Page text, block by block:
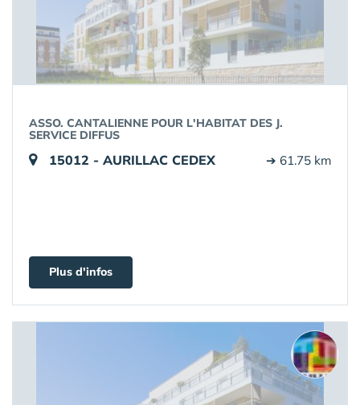
ASSO. CANTALIENNE POUR L'HABITAT DES J.
SERVICE DIFFUS
15012 - AURILLAC CEDEX ➔ 61.75 km
Plus d'infos